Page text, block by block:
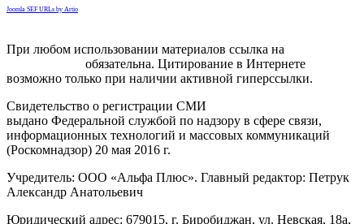
Joomla SEF URLs by Artio
При любом использовании материалов ссылка на
обязательна. Цитирование в Интернете
возможно только при наличии активной гиперссылки.
Свидетельство о регистрации СМИ
выдано Федеральной службой по надзору в сфере связи,
информационных технологий и массовых коммуникаций
(Роскомнадзор) 20 мая 2016 г.
Учредитель: ООО «Альфа Плюс». Главный редактор: Петрук
Александр Анатольевич
Юридический адрес: 679015, г. Биробиджан, ул. Невская, 18а,